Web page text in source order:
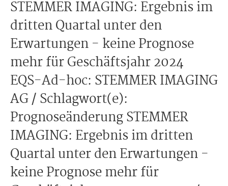
STEMMER IMAGING: Ergebnis im
dritten Quartal unter den
Erwartungen - keine Prognose
mehr für Geschäftsjahr 2024
EQS-Ad-hoc: STEMMER IMAGING
AG / Schlagwort(e):
Prognoseänderung STEMMER
IMAGING: Ergebnis im dritten
Quartal unter den Erwartungen -
keine Prognose mehr für